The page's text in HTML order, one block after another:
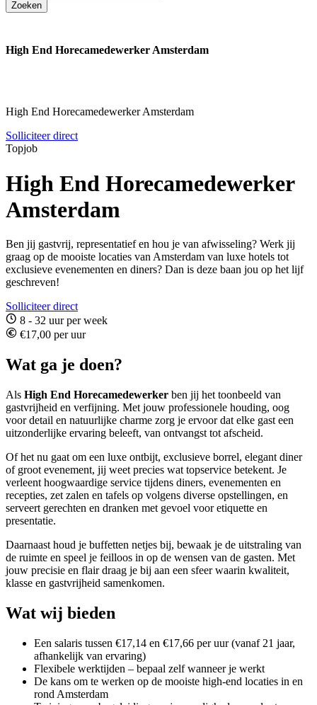
High End Horecamedewerker Amsterdam
High End Horecamedewerker Amsterdam
Solliciteer direct
Topjob
High End Horecamedewerker
Amsterdam
Ben jij gastvrij, representatief en hou je van afwisseling? Werk jij
graag op de mooiste locaties van Amsterdam van luxe hotels tot
exclusieve evenementen en diners? Dan is deze baan jou op het lijf
geschreven!
Solliciteer direct
8 - 32 uur per week
€17,00 per uur
Wat ga je doen?
Als High End Horecamedewerker ben jij het toonbeeld van
gastvrijheid en verfijning. Met jouw professionele houding, oog
voor detail en natuurlijke charme zorg je ervoor dat elke gast een
uitzonderlijke ervaring beleeft, van ontvangst tot afscheid.
Of het nu gaat om een luxe ontbijt, exclusieve borrel, elegant diner
of groot evenement, jij weet precies wat topservice betekent. Je
verleent hoogwaardige service tijdens diners, evenementen en
recepties, zet zalen en tafels op volgens diverse opstellingen, en
serveert gerechten en dranken met gevoel voor etiquette en
presentatie.
Daarnaast houd je buffetten netjes bij, bewaak je de uitstraling van
de ruimte en speel je feilloos in op de wensen van de gasten. Met
jouw precisie en flair draag je bij aan een sfeer waarin kwaliteit,
klasse en gastvrijheid samenkomen.
Wat wij bieden
Een salaris tussen €17,14 en €17,66 per uur (vanaf 21 jaar,
afhankelijk van ervaring)
Flexibele werktijden – bepaal zelf wanneer je werkt
De kans om te werken op de mooiste high-end locaties in en
rond Amsterdam